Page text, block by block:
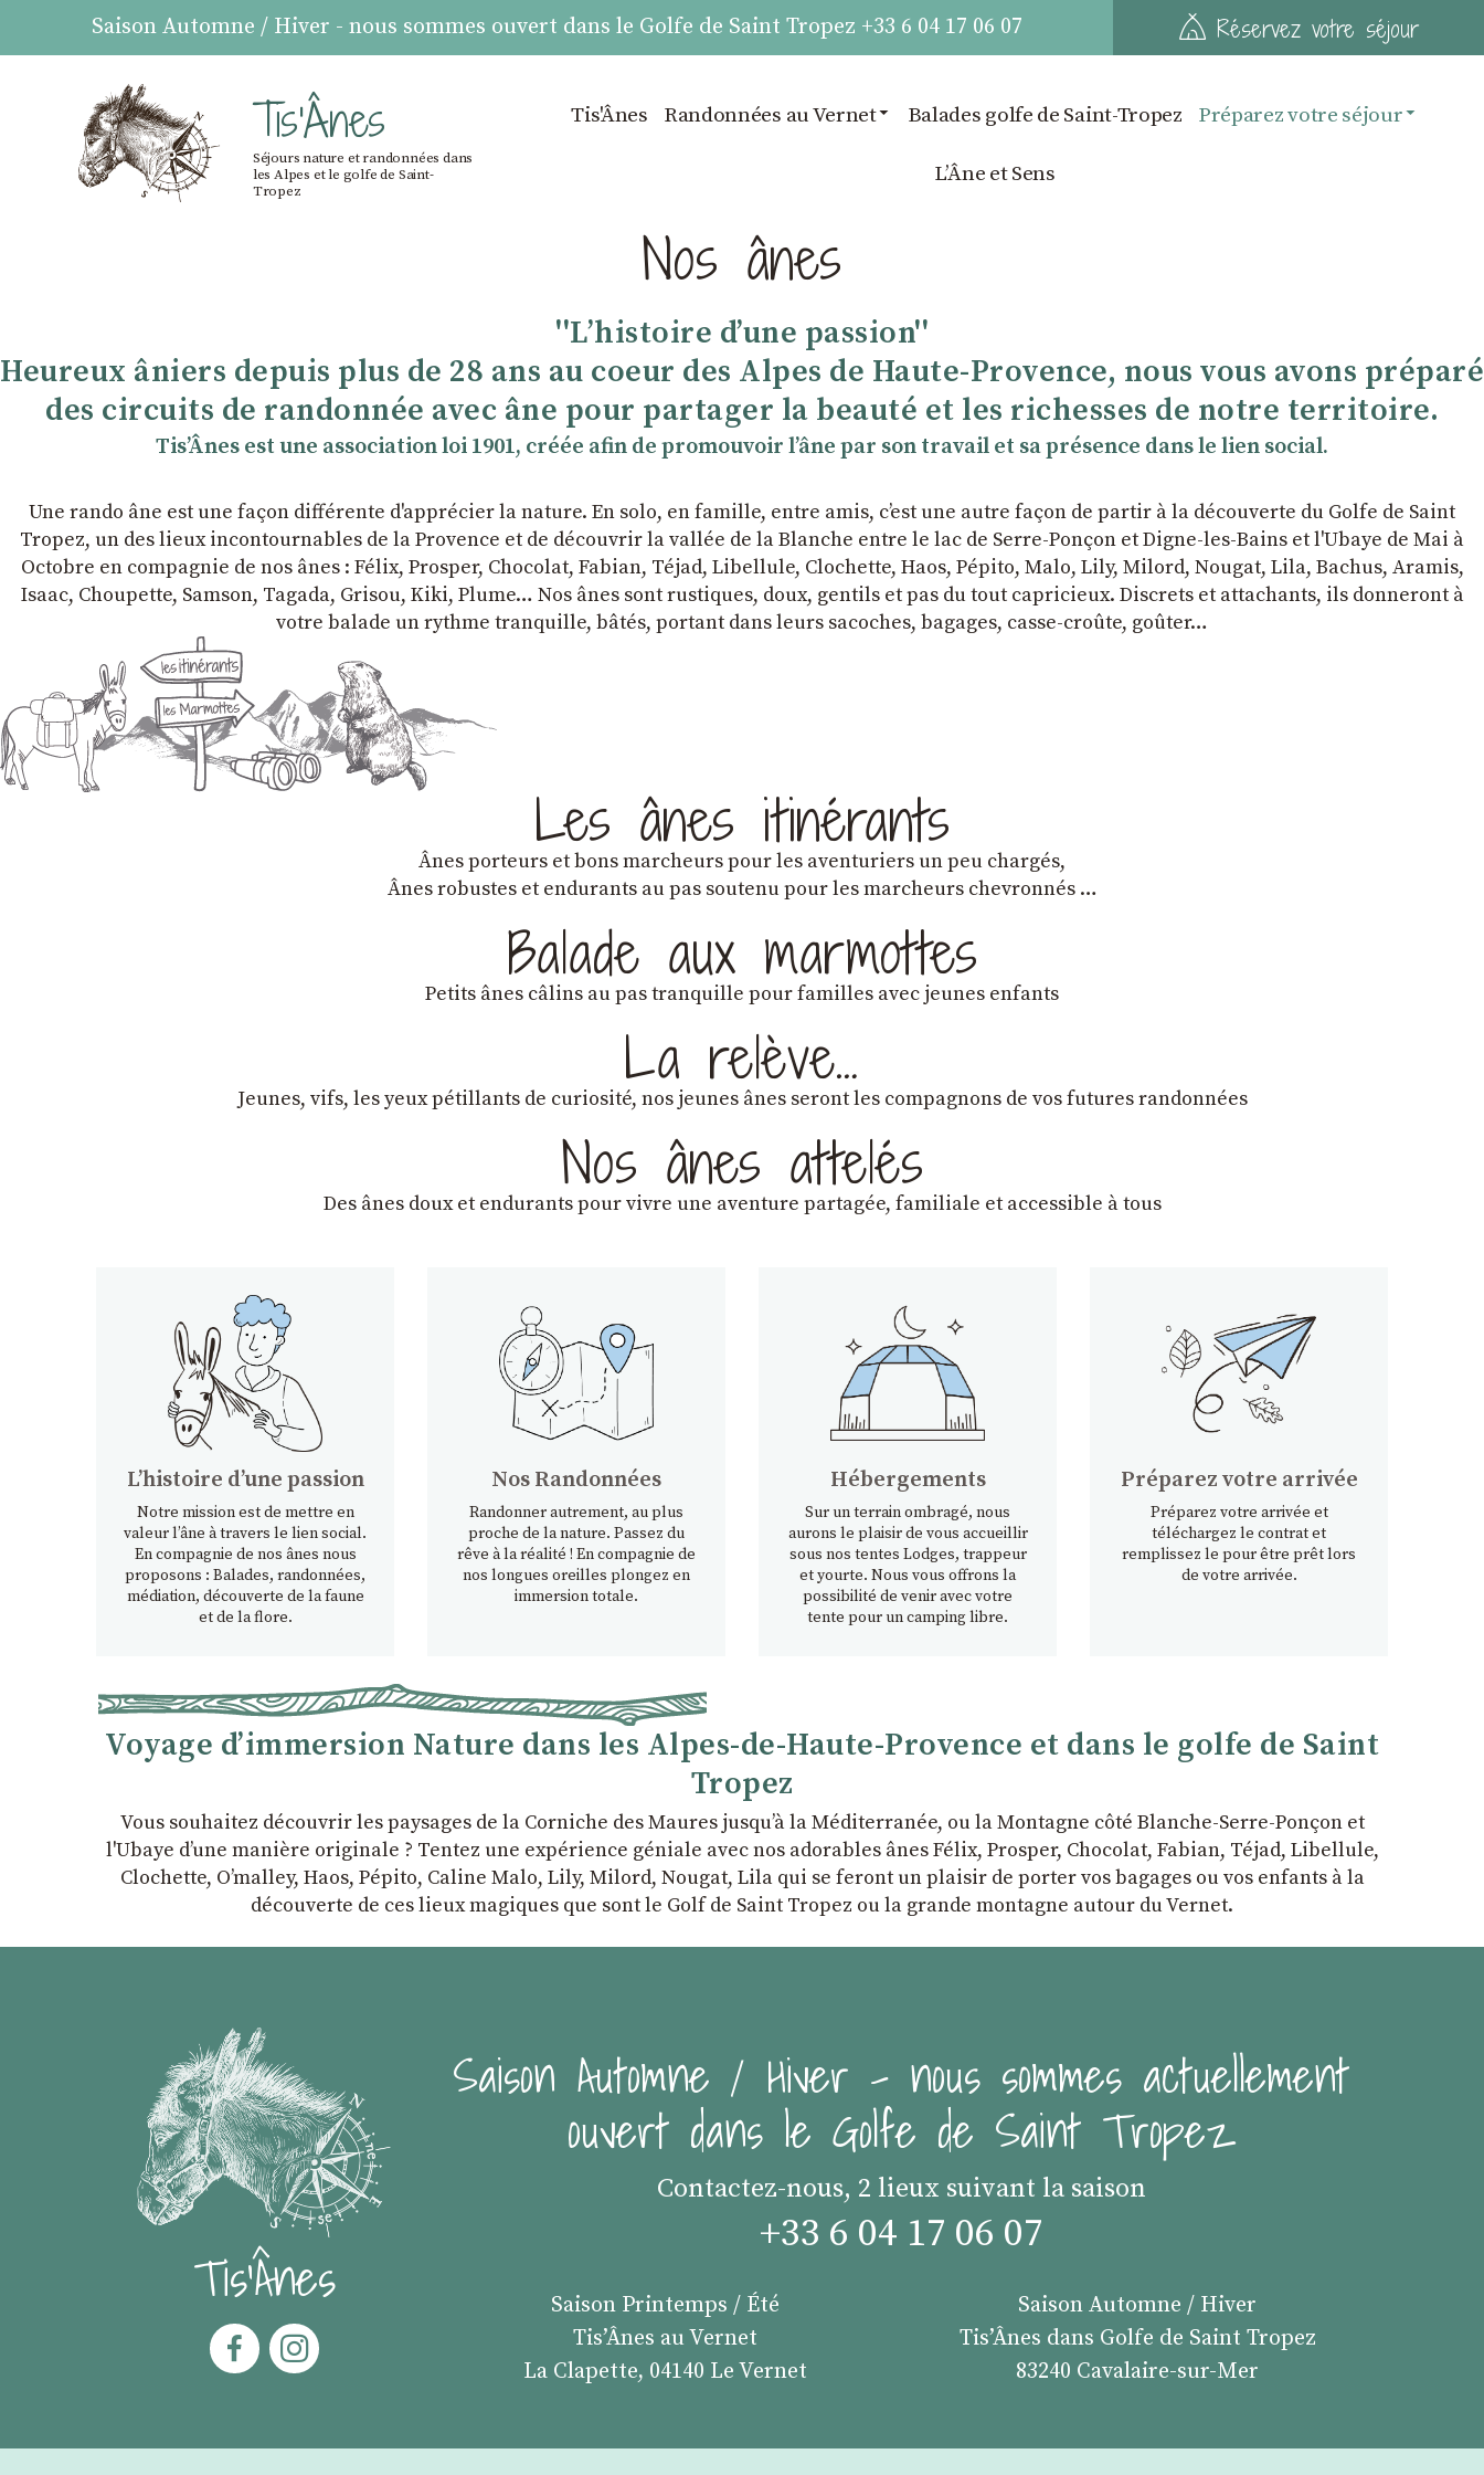
Saison Automne / Hiver - nous sommes ouvert dans le Golfe de Saint Tropez +33 6 04 17 06 07 Réservez votre séjour
Tis'Ânes
Séjours nature et randonnées dans
les Alpes et le golfe de Saint-
Tropez
Tis'Ânes Randonnées au Vernet Balades golfe de Saint-Tropez Préparez votre séjour
LʼÂne et Sens
Nos ânes
''Lʼhistoire dʼune passion''
Heureux âniers depuis plus de 28 ans au coeur des Alpes de Haute-Provence, nous vous avons préparé
des circuits de randonnée avec âne pour partager la beauté et les richesses de notre territoire.
TisʼÂnes est une association loi 1901, créée afin de promouvoir lʼâne par son travail et sa présence dans le lien social.
Une rando âne est une façon différente d'apprécier la nature. En solo, en famille, entre amis, cʼest une autre façon de partir à la découverte du Golfe de Saint
Tropez, un des lieux incontournables de la Provence et de découvrir la vallée de la Blanche entre le lac de Serre-Ponçon et Digne-les-Bains et l'Ubaye de Mai à
Octobre en compagnie de nos ânes : Félix, Prosper, Chocolat, Fabian, Téjad, Libellule, Clochette, Haos, Pépito, Malo, Lily, Milord, Nougat, Lila, Bachus, Aramis,
Isaac, Choupette, Samson, Tagada, Grisou, Kiki, Plume… Nos ânes sont rustiques, doux, gentils et pas du tout capricieux. Discrets et attachants, ils donneront à
votre balade un rythme tranquille, bâtés, portant dans leurs sacoches, bagages, casse-croûte, goûter…
Les ânes itinérants
Ânes porteurs et bons marcheurs pour les aventuriers un peu chargés,
Ânes robustes et endurants au pas soutenu pour les marcheurs chevronnés …
Balade aux marmottes
Petits ânes câlins au pas tranquille pour familles avec jeunes enfants
La relève…
Jeunes, vifs, les yeux pétillants de curiosité, nos jeunes ânes seront les compagnons de vos futures randonnées
Nos ânes attelés
Des ânes doux et endurantspour vivre une aventure partagée, familiale et accessible à tous
Lʼhistoire dʼune passion
Notre mission est de mettre en
valeur l’âne à travers le lien social.
En compagnie de nos ânes nous
proposons : Balades, randonnées,
médiation, découverte de la faune
et de la flore.
Nos Randonnées
Randonner autrement, au plus
proche de la nature. Passez du
rêve à la réalité ! En compagnie de
nos longues oreilles plongez en
immersion totale.
Hébergements
Sur un terrain ombragé, nous
aurons le plaisir de vous accueillir
sous nos tentes Lodges, trappeur
et yourte. Nous vous offrons la
possibilité de venir avec votre
tente pour un camping libre.
Préparez votre arrivée
Préparez votre arrivée et
téléchargez le contrat et
remplissez le pour être prêt lors
de votre arrivée.
Voyage d’immersion Nature dans les Alpes-de-Haute-Provence et dans le golfe de Saint
Tropez
Vous souhaitez découvrir les paysages de la Corniche des Maures jusqu’à la Méditerranée, ou la Montagne côté Blanche-Serre-Ponçon et
l'Ubaye dʼune manière originale ? Tentez une expérience géniale avec nos adorables ânes Félix, Prosper, Chocolat, Fabian, Téjad, Libellule,
Clochette, Oʼmalley, Haos, Pépito, Caline Malo, Lily, Milord, Nougat, Lila qui se feront un plaisir de porter vos bagages ou vos enfants à la
découverte de ces lieux magiques que sont le Golf de Saint Tropez ou la grande montagne autour du Vernet.
Tis'Ânes
Saison Automne / Hiver - nous sommes actuellement
ouvert dans le Golfe de Saint Tropez
Contactez-nous, 2 lieux suivant la saison
+33 6 04 17 06 07
Saison Printemps / Été
Tis’Ânes au Vernet
La Clapette, 04140 Le Vernet
Saison Automne / Hiver
Tis’Ânes dans Golfe de Saint Tropez
83240 Cavalaire-sur-Mer